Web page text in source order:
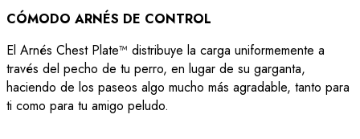
CÓMODO ARNÉS DE CONTROL
El Arnés Chest Plate™ distribuye la carga uniformemente a
través del pecho de tu perro, en lugar de su garganta,
haciendo de los paseos algo mucho más agradable, tanto para
ti como para tu amigo peludo.